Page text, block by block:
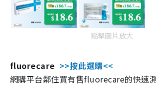
點擊圖片放大
fluorecare >>按此選購<<
網購平台鄰住買有售fluorecare的快速